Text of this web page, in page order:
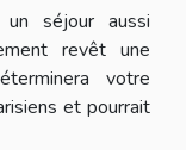
séjour aussi
revêt une
votre
et pourrait